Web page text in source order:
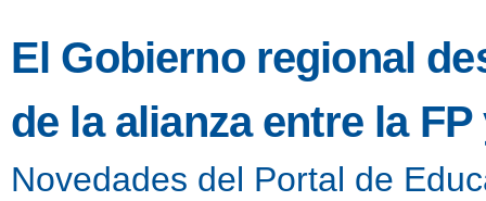
El Gobierno regional
de la alianza entre la
Novedades del Portal de